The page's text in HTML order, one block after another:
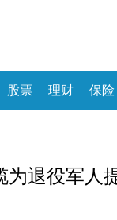
股票 理财 保险
退役军人